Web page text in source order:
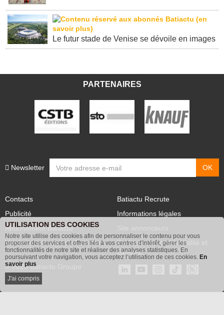
Le futur stade de Venise se dévoile en images
PARTENAIRES
Newsletter
Contacts
Publicité
Abonnement Batiactu
Voir les contenus+ de Batiactu
Batiactu Recrute
Informations légales
Politique de confidentialité et
cookies
© 2026 Batiactu Groupe
UTILISATION DES COOKIES
Notre site utilise des cookies afin de personnaliser le contenu pour vous
proposer des services et offres liés à vos centres d'intérêt, gérer les
fonctionnalités de notre site et réaliser des analyses statistiques. En
poursuivant votre navigation, vous acceptez l’utilisation de ces cookies. En
savoir plus
J'ai compris